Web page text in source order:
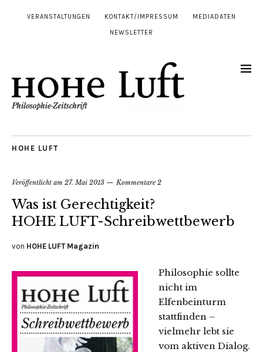
VERANSTALTUNGEN KONTAKT/IMPRESSUM MEDIADATEN
NEWSLETTER
HOHE LUFT
Veröffentlicht am 27. Mai 2013 Kommentare 2
Was ist Gerechtigkeit?
HOHE LUFT-Schreibwettbewerb
von HOHE LUFT Magazin
Philosophie sollte
nicht im
Elfenbeinturm
stattfinden –
vielmehr lebt sie
vom aktiven Dialog.